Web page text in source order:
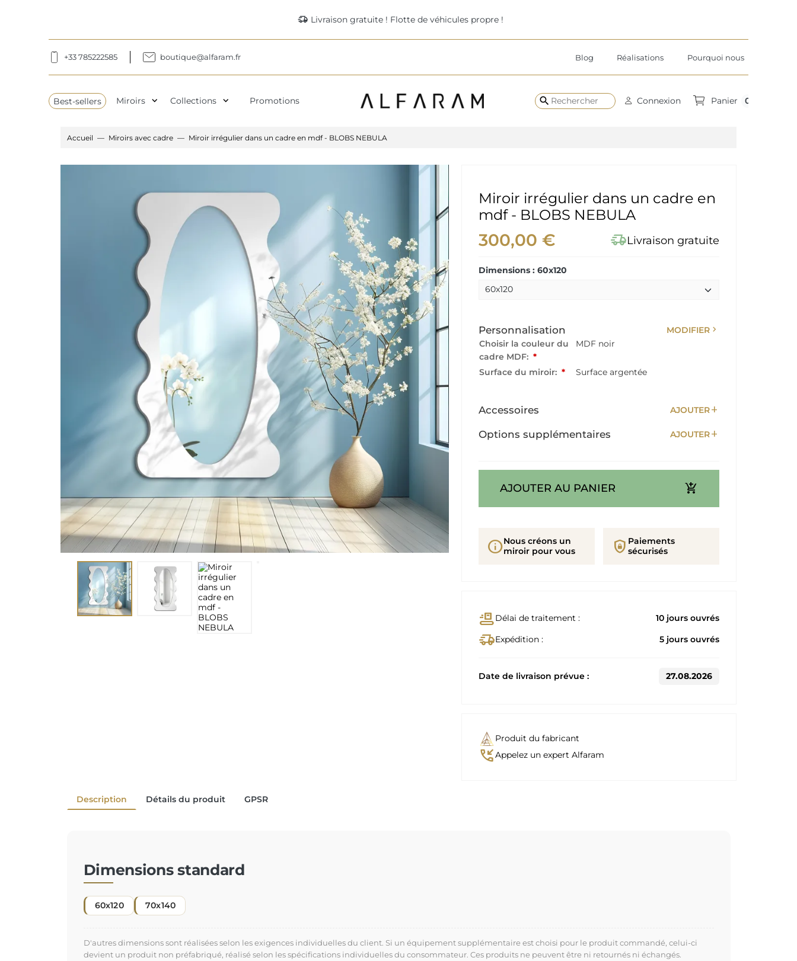
delivery_truck_speed Livraison gratuite ! Flotte de véhicules propre !
+33 785222585 boutique@alfaram.fr Blog Réalisations Pourquoi nous
Best-sellers Miroirs expand_more Collections expand_more Promotions search Connexion Panier 0
Accueil Miroirs avec cadre Miroir irrégulier dans un cadre en mdf - BLOBS NEBULA
Miroir irrégulier dans un cadre en
mdf - BLOBS NEBULA
300,00 € delivery_truck_speedLivraison gratuite
Dimensions : 60x120
Personnalisation MODIFIER chevron_right
Choisir la couleur du
cadre MDF: *
MDF noir
Surface du miroir: * Surface argentée
Accessoires AJOUTERadd
Options supplémentaires AJOUTERadd
AJOUTER AU PANIER add_shopping_cart
infoNous créons un
miroir pour vous
shield_lock Paiements
sécurisés
conveyor_beltDélai de traitement : 10 jours ouvrés
delivery_truck_speedExpédition : 5 jours ouvrés
Date de livraison prévue : 27.08.2026
Produit du fabricant
phone_callbackAppelez un expert Alfaram
Description Détails du produit GPSR
Dimensions standard
60x120 70x140
D'autres dimensions sont réalisées selon les exigences individuelles du client. Si un équipement supplémentaire est choisi pour le produit commandé, celui-ci
devient un produit non préfabriqué, réalisé selon les spécifications individuelles du consommateur. Ces produits ne peuvent être ni retournés ni échangés.